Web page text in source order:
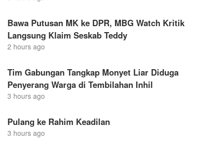
Bawa Putusan MK ke DPR, MBG Watch Kritik
Langsung Klaim Seskab Teddy
2 hours ago
Tim Gabungan Tangkap Monyet Liar Diduga
Penyerang Warga di Tembilahan Inhil
3 hours ago
Pulang ke Rahim Keadilan
3 hours ago